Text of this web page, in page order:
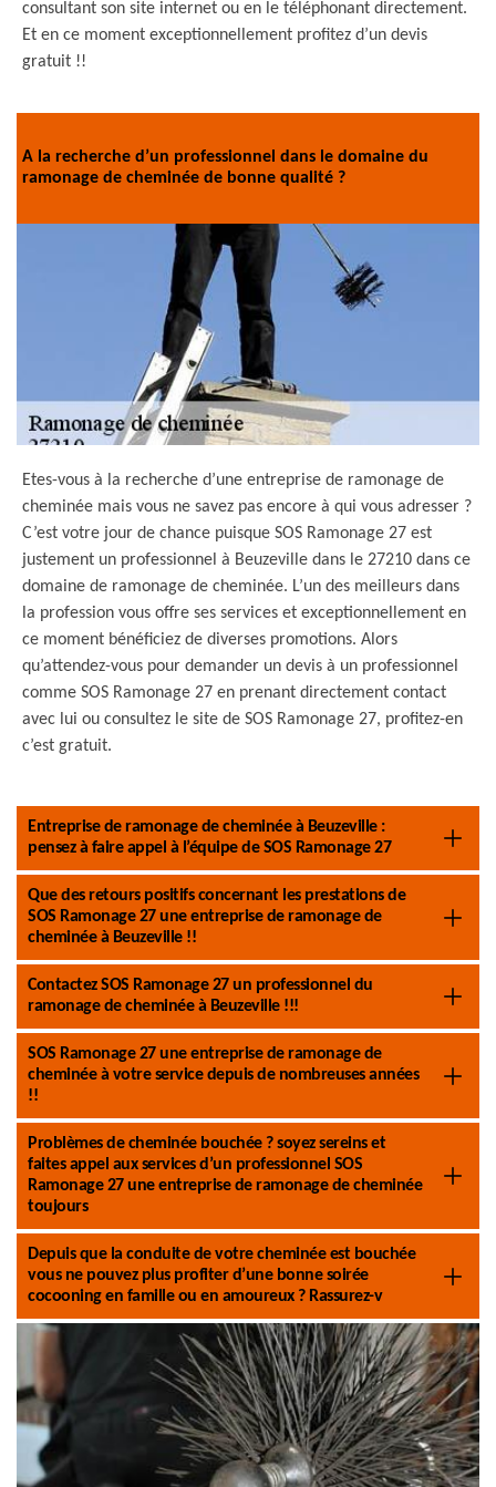
consultant son site internet ou en le téléphonant directement.
Et en ce moment exceptionnellement profitez d’un devis
gratuit !!
A la recherche d’un professionnel dans le domaine du
ramonage de cheminée de bonne qualité ?
Etes-vous à la recherche d’une entreprise de ramonage de
cheminée mais vous ne savez pas encore à qui vous adresser ?
C’est votre jour de chance puisque SOS Ramonage 27 est
justement un professionnel à Beuzeville dans le 27210 dans ce
domaine de ramonage de cheminée. L’un des meilleurs dans
la profession vous offre ses services et exceptionnellement en
ce moment bénéficiez de diverses promotions. Alors
qu’attendez-vous pour demander un devis à un professionnel
comme SOS Ramonage 27 en prenant directement contact
avec lui ou consultez le site de SOS Ramonage 27, profitez-en
c’est gratuit.
Entreprise de ramonage de cheminée à Beuzeville :
pensez à faire appel à l’équipe de SOS Ramonage 27
Que des retours positifs concernant les prestations de
SOS Ramonage 27 une entreprise de ramonage de
cheminée à Beuzeville !!
Contactez SOS Ramonage 27 un professionnel du
ramonage de cheminée à Beuzeville !!!
SOS Ramonage 27 une entreprise de ramonage de
cheminée à votre service depuis de nombreuses années
!!
Problèmes de cheminée bouchée ? soyez sereins et
faites appel aux services d’un professionnel SOS
Ramonage 27 une entreprise de ramonage de cheminée
toujours
Depuis que la conduite de votre cheminée est bouchée
vous ne pouvez plus profiter d’une bonne soirée
cocooning en famille ou en amoureux ? Rassurez-v